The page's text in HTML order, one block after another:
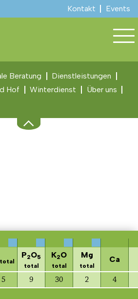
Kontakt Events
Beratung
Dienstleistungen
Hof Winterdienst
Über uns
P2O5
total
K2O
total
Mg
total
Ca
5 9 30 2 4